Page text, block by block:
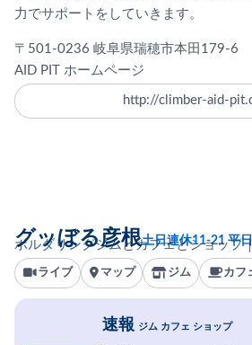
力でサポートをしていきます。
〒501-0236 岐阜県瑞穂市本田179-6
AID PIT ホームページ
http://climber-aid-
ボルダリングジムとカフェとショップ
グッぼる彦根土日連休11-21 平
ライブ マップ ジム カフ
速報 ジム カフェ ショップ